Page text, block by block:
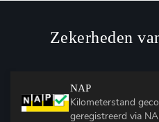
Zekerheden
NAP
Kilometerstand
geregistreerd via